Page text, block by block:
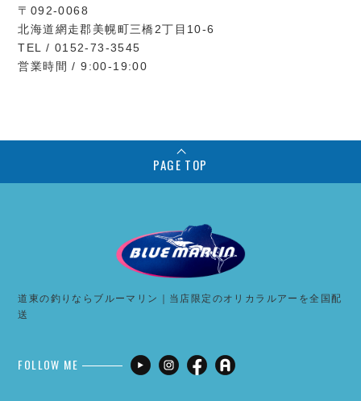
〒092-0068
北海道網走郡美幌町三橋2丁目10-6
TEL / 0152-73-3545
営業時間 / 9:00-19:00
PAGE TOP
道東の釣りならブルーマリン｜当店限定のオリカラルアーを全国配
送
FOLLOW ME